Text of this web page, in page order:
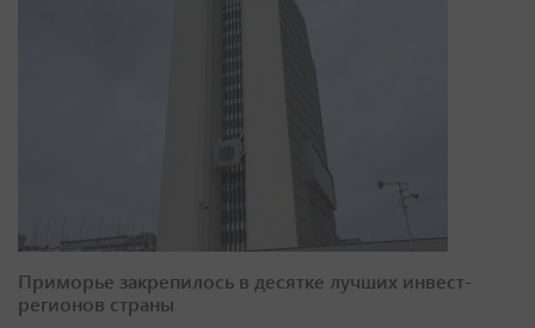
Приморье закрепилось в десятке лучших инвест-
регионов страны